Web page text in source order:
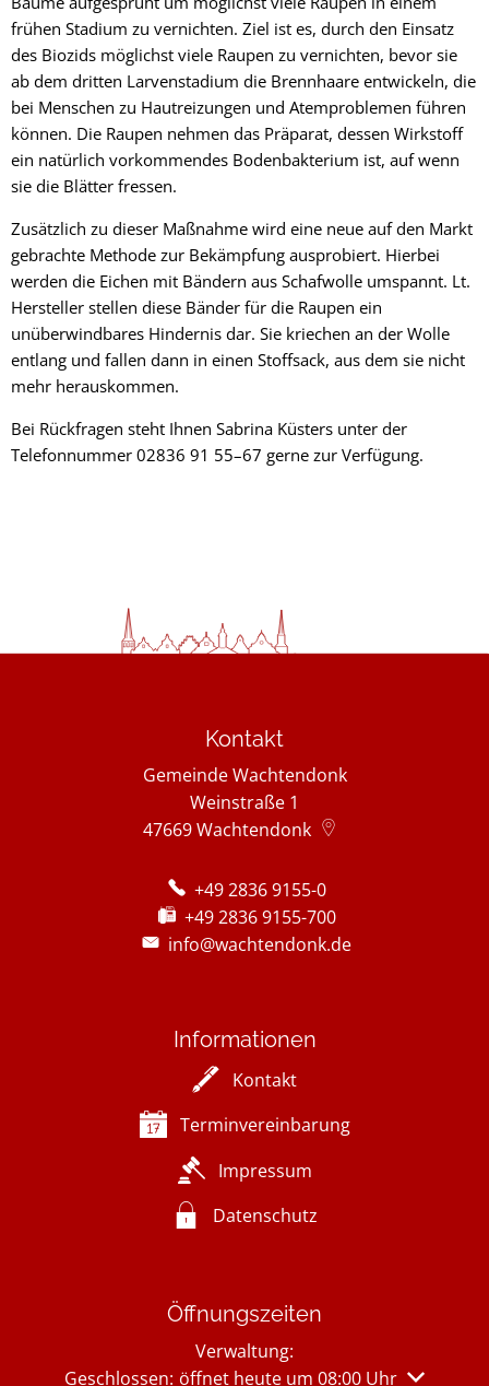
frühen Stadium zu vernichten. Ziel ist es, durch den Einsatz
des Biozids möglichst viele Raupen zu vernichten, bevor sie
ab dem dritten Larvenstadium die Brennhaare entwickeln, die
bei Menschen zu Hautreizungen und Atemproblemen führen
können. Die Raupen nehmen das Präparat, dessen Wirkstoff
ein natürlich vorkommendes Bodenbakterium ist, auf wenn
sie die Blätter fressen.
Zusätzlich zu dieser Maßnahme wird eine neue auf den Markt
gebrachte Methode zur Bekämpfung ausprobiert. Hierbei
werden die Eichen mit Bändern aus Schafwolle umspannt. Lt.
Hersteller stellen diese Bänder für die Raupen ein
unüberwindbares Hindernis dar. Sie kriechen an der Wolle
entlang und fallen dann in einen Stoffsack, aus dem sie nicht
mehr herauskommen.
Bei Rückfragen steht Ihnen Sabrina Küsters unter der
Telefonnummer 02836 91 55–67 gerne zur Verfügung.
Kontakt
Gemeinde Wachtendonk
Weinstraße 1
47669Wachtendonk
+49 2836 9155-0
+49 2836 9155-700
info@wachtendonk.de
Informationen
Kontakt
Terminvereinbarung
Impressum
Datenschutz
Öffnungszeiten
Verwaltung:
Klicken, um weitere Öffnungs- oder Schließzeiten
Geschlossen: öffnet heute um 08:00 Uhr